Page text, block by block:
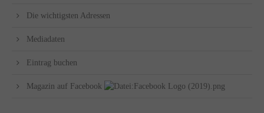
Die wichtigsten Adressen
Mediadaten
Eintrag buchen
Magazin auf Facebook